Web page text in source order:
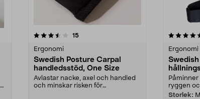
15recensioner
Ergonomi
Swedish Posture Carpal
handledsstöd, One Size
Avlastar nacke, axel och handled
och minskar risken för
5.0av 5 stjärnor
Ergonomi
Swedish
Påminner
ryggen
Storlek: